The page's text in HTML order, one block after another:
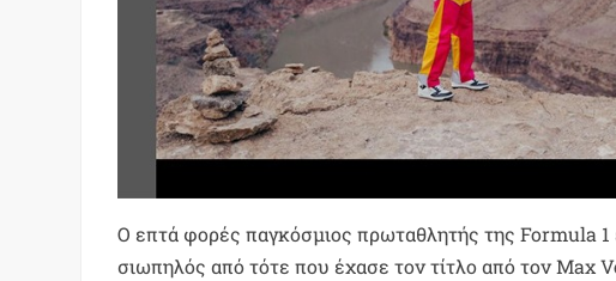
Ο επτά φορές παγκόσμιος πρωταθλητής της Formula
σιωπηλός από τότε που έχασε τον τίτλο από τον Max